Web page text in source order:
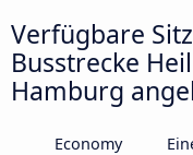
Verfügbare
Busstrecke
Hamburg
Economy